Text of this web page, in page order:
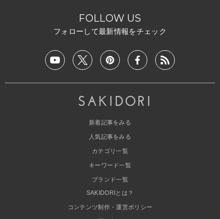
FOLLOW US
フォローして最新情報をチェック
新着記事をみる
人気記事をみる
カテゴリ一覧
キーワード一覧
ブランド一覧
SAKIDORIとは？
コンテンツ制作・運営ポリシー